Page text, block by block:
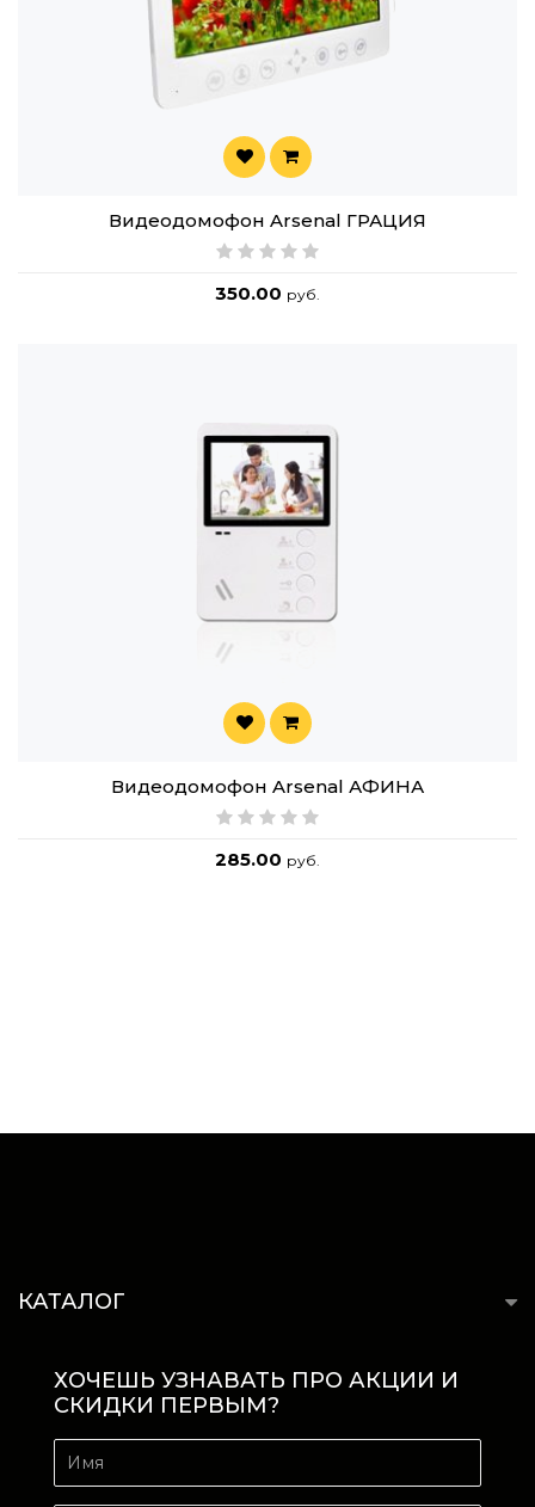
Видеодомофон Arsenal ГРАЦИЯ
350.00 руб.
Видеодомофон Arsenal АФИНА
285.00 руб.
КАТАЛОГ
ХОЧЕШЬ УЗНАВАТЬ ПРО АКЦИИ И
СКИДКИ ПЕРВЫМ?